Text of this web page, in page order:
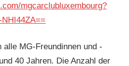
mgcarclubluxembourg?
alle MG-Freundinnen und -
40 Jahren. Die Anzahl der